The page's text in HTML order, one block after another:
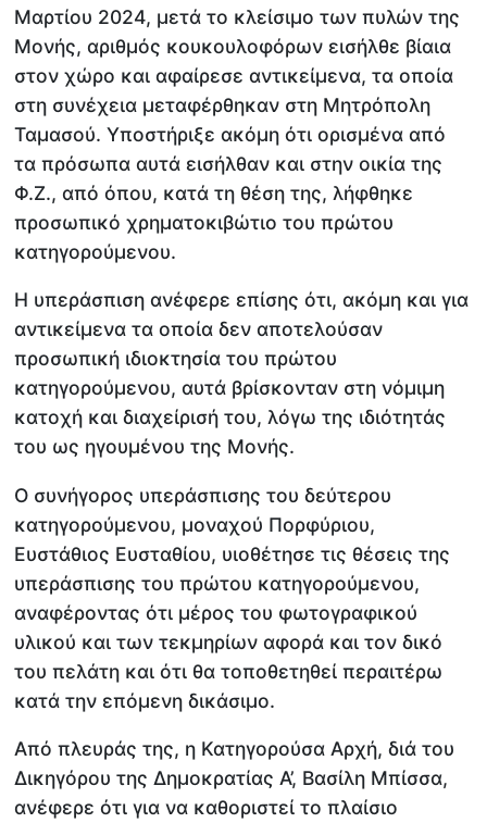
Μαρτίου 2024, μετά το κλείσιμο των πυλών της
Μονής, αριθμός κουκουλοφόρων εισήλθε βίαια
στον χώρο και αφαίρεσε αντικείμενα, τα οποία
στη συνέχεια μεταφέρθηκαν στη Μητρόπολη
Ταμασού. Υποστήριξε ακόμη ότι ορισμένα από
τα πρόσωπα αυτά εισήλθαν και στην οικία της
Φ.Ζ., από όπου, κατά τη θέση της, λήφθηκε
προσωπικό χρηματοκιβώτιο του πρώτου
κατηγορούμενου.
Η υπεράσπιση ανέφερε επίσης ότι, ακόμη και για
αντικείμενα τα οποία δεν αποτελούσαν
προσωπική ιδιοκτησία του πρώτου
κατηγορούμενου, αυτά βρίσκονταν στη νόμιμη
κατοχή και διαχείρισή του, λόγω της ιδιότητάς
του ως ηγουμένου της Μονής.
Ο συνήγορος υπεράσπισης του δεύτερου
κατηγορούμενου, μοναχού Πορφύριου,
Ευστάθιος Ευσταθίου, υιοθέτησε τις θέσεις της
υπεράσπισης του πρώτου κατηγορούμενου,
αναφέροντας ότι μέρος του φωτογραφικού
υλικού και των τεκμηρίων αφορά και τον δικό
του πελάτη και ότι θα τοποθετηθεί περαιτέρω
κατά την επόμενη δικάσιμο.
Από πλευράς της, η Κατηγορούσα Αρχή, διά του
Δικηγόρου της Δημοκρατίας Α’, Βασίλη Μπίσσα,
ανέφερε ότι για να καθοριστεί το πλαίσιο